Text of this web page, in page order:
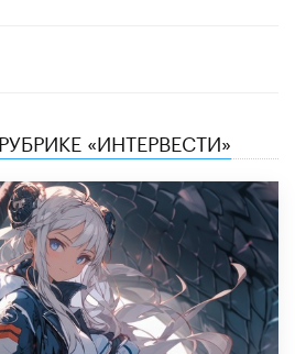
«ИНТЕРВЕСТИ»